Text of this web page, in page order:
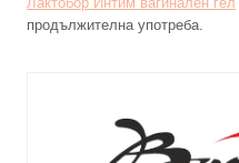
продължителна употреба.